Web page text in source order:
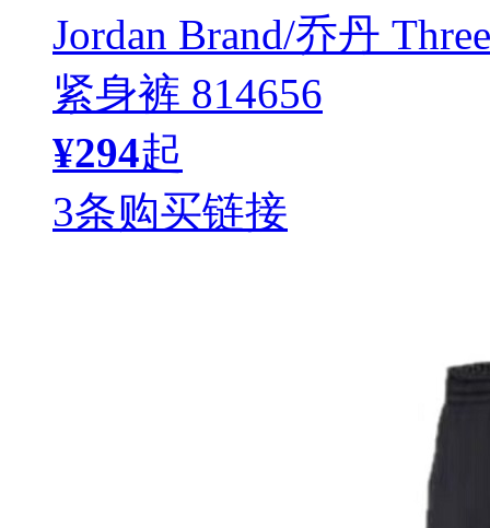
Jordan Brand/乔丹
紧身裤 814656
¥294起
3条购买链接